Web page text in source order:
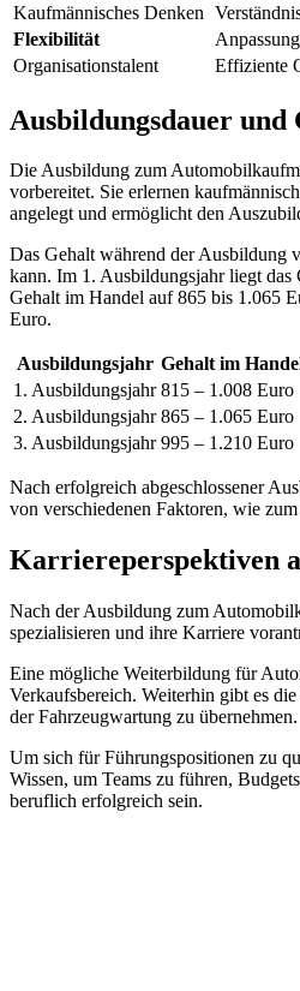
Kaufmännisches Denken
Flexibilität
Organisationstalent
Effiziente
Ausbildungsdauer
Die Ausbildung zum
vorbereitet. Sie erlernen
angelegt und ermöglicht den
Das Gehalt während der Ausbildung
kann. Im 1. Ausbildungsjahr liegt
Gehalt im Handel auf 865 bis 1.065
Euro.
Ausbildungsjahr Gehalt im
1. Ausbildungsjahr 815 – 1.008 Euro
2. Ausbildungsjahr 865 – 1.065 Euro
3. Ausbildungsjahr 995 – 1.210 Euro
Nach erfolgreich abgeschlossener
von verschiedenen Faktoren, wie
Karriereperspektiven
Nach der Ausbildung zum
spezialisieren und ihre Karriere
Eine mögliche Weiterbildung für
Verkaufsbereich. Weiterhin gibt es
der Fahrzeugwartung zu übernehmen.
Um sich für Führungspositionen zu
Wissen, um Teams zu führen,
beruflich erfolgreich sein.